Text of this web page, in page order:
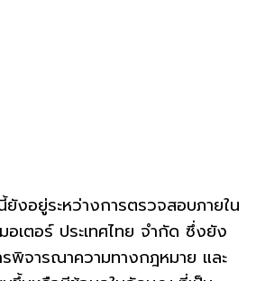
งอยู่ระหว่างการตรวจสอบภายใน
เตอร์ ประเทศไทย จำกัด ซึ่งยัง
รพิจารณาความทางกฎหมาย และ